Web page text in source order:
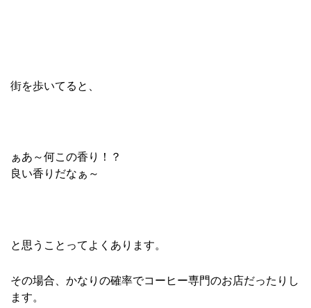
街を歩いてると、
ぁあ～何この香り！？
良い香りだなぁ～
と思うことってよくあります。
その場合、かなりの確率でコーヒー専門のお店だったりし
ます。